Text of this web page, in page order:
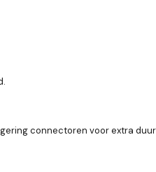
connectoren voor extra